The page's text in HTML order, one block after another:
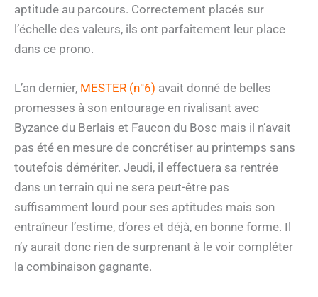
aptitude au parcours. Correctement placés sur
l’échelle des valeurs, ils ont parfaitement leur place
dans ce prono.
L’an dernier, MESTER (n°6) avait donné de belles
promesses à son entourage en rivalisant avec
Byzance du Berlais et Faucon du Bosc mais il n’avait
pas été en mesure de concrétiser au printemps sans
toutefois démériter. Jeudi, il effectuera sa rentrée
dans un terrain qui ne sera peut-être pas
suffisamment lourd pour ses aptitudes mais son
entraîneur l’estime, d’ores et déjà, en bonne forme. Il
n’y aurait donc rien de surprenant à le voir compléter
la combinaison gagnante.